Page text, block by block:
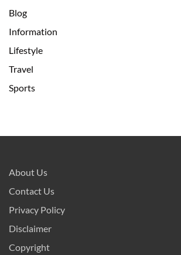
Blog
Information
Lifestyle
Travel
Sports
About Us
Contact Us
Privacy Policy
Disclaimer
Copyright